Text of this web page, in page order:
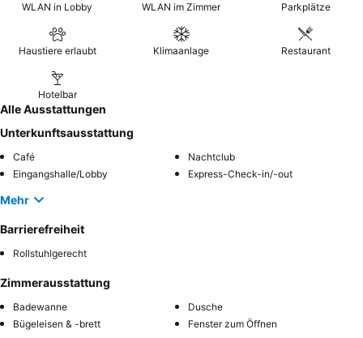
WLAN in Lobby WLAN im Zimmer Parkplätze
Haustiere erlaubt Klimaanlage Restaurant
Hotelbar
Alle Ausstattungen
Unterkunftsausstattung
Café
Nachtclub
Eingangshalle/Lobby
Express-Check-in/-out
Mehr
Barrierefreiheit
Rollstuhlgerecht
Zimmerausstattung
Badewanne
Dusche
Bügeleisen & -brett
Fenster zum Öffnen